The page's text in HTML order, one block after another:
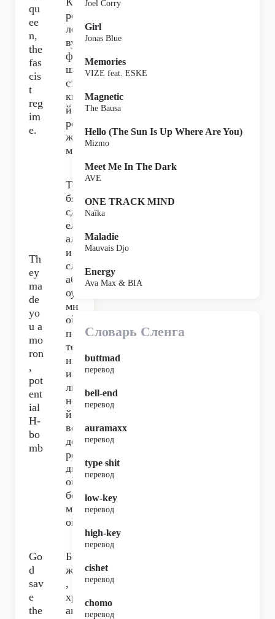
qu
ee
n,
the
fas
cis
t
reg
im
e.
ро
ле
ву,
фа
ши
стс
ки
й
ре
жи
м.
Th
ey
ma
de
yo
u a
mo
ron
,
pot
ent
ial
H-
bo
mb
Те
бя
сд
ел
ал
и
сл
аб
оу
мн
ой,
по
те
нц
иа
ль
но
й
во
до
ро
дн
ой
бо
мб
ой.
Go
d
sav
e
the
Бо
же
,
хр
ан
Joel Corry
Girl
Jonas Blue
Memories
VIZE feat. ESKE
Magnetic
The Bausa
Hello (The Sun Is Up Where Are You)
Mizmo
Meet Me In The Dark
AVE
ONE TRACK MIND
Naïka
Maladie
Mauvais Djo
Energy
Ava Max & BIA
Словарь Сленга
buttmad
перевод
bell-end
перевод
auramaxx
перевод
type shit
перевод
low-key
перевод
high-key
перевод
cishet
перевод
chomo
перевод